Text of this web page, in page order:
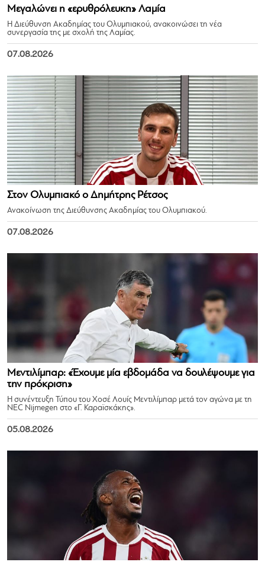
Μεγαλώνει η «ερυθρόλευκη» Λαμία
Η Διεύθυνση Ακαδημίας του Ολυμπιακού, ανακοινώσει τη νέα
συνεργασία της με σχολή της Λαμίας.
07.08.2026
Στον Ολυμπιακό ο Δημήτρης Ρέτσος
Ανακοίνωση της Διεύθυνσης Ακαδημίας του Ολυμπιακού.
07.08.2026
Μεντιλίμπαρ: «Έχουμε μία εβδομάδα να δουλέψουμε για
την πρόκριση»
Η συνέντευξη Τύπου του Χοσέ Λουίς Μεντιλίμπαρ μετά τον αγώνα με τη
NEC Nijmegen στο «Γ. Καραϊσκάκης».
05.08.2026